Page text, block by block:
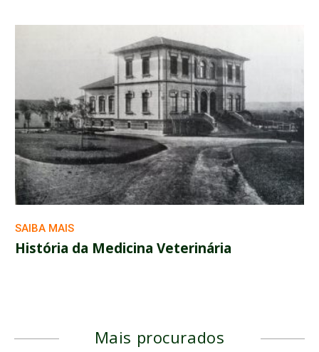
SAIBA MAIS
História da Medicina Veterinária
Mais procurados